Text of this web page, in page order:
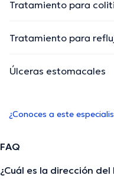
Tratamiento para
Tratamiento para
Úlceras estomacales
¿Conoces a este
FAQ
¿Cuál es la dirección del